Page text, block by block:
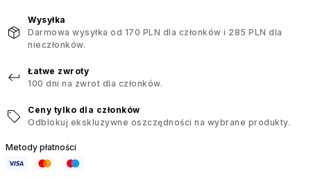
Wysyłka
Darmowa wysyłka od 170 PLN dla członków i 285 PLN dla
nieczłonków.
Łatwe zwroty
100 dni na zwrot dla członków.
Ceny tylko dla członków
Odblokuj ekskluzywne oszczędności na wybrane produkty.
Metody płatności